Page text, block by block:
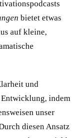
bietet etwas
auf kleine,
und
indem
unser
diesen Ansatz